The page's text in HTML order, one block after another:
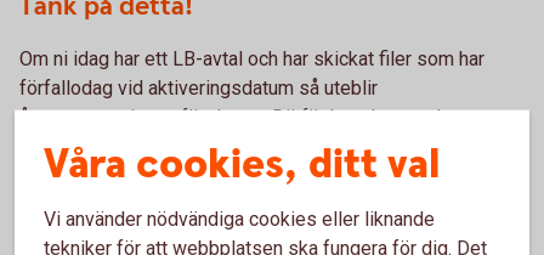
Om ni idag har ett LB-avtal och har skickat filer som har
förfallodag vid aktiveringsdatum så uteblir
återrapporteringen för dessa. Därför kan det vara bra att
aktiveringsdatum ej ligger vid en sådan tidpunkt.
ni som kund loggar in i Visma eEkonomi och går till
Våra cookies, ditt val
Vi använder nödvändiga cookies eller liknande
tekniker för att webbplatsen ska fungera för dig. Det